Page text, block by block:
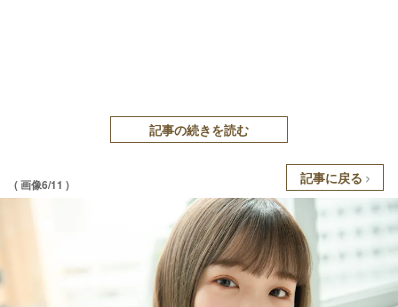
記事の続きを読む
( 画像6/11 ) 記事に戻る